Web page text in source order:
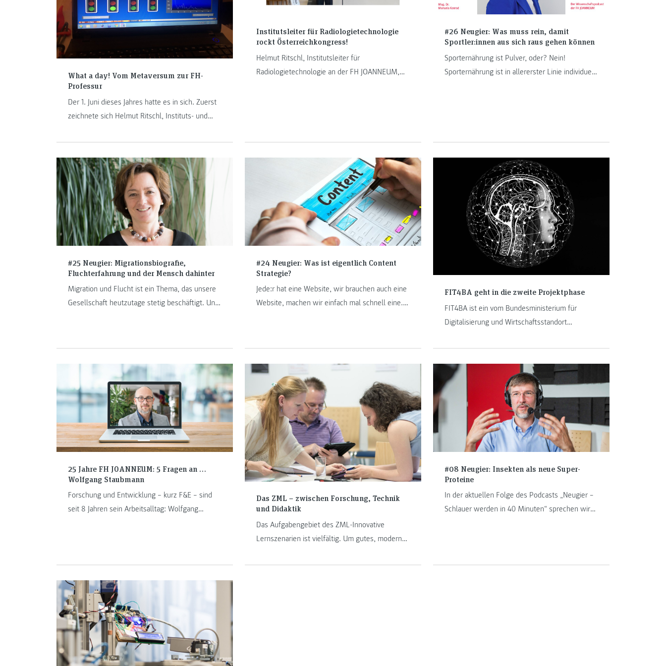
What a day! Vom Metaversum zur FH-
Professur
Der 1. Juni dieses Jahres hatte es in sich. Zuerst
zeichnete sich Helmut Ritschl, Instituts- und
Health – Education: A look at potential
developments in the future“ verantwortlich.
Dann eilte er zu seinem eigenen Kurzvortrag für
seine FH-Professur.
Institutsleiter für Radiologietechnologie
rockt Österreichkongress!
Helmut Ritschl, Institutsleiter für
Radiologietechnologie an der FH JOANNEUM,
#26 Neugier: Was muss rein, damit
Sportler:innen aus sich raus gehen können
Sporternährung ist Pulver, oder? Nein!
Sporternährung ist in allererster Linie individuell.
#25 Neugier: Migrationsbiografie,
Fluchterfahrung und der Mensch dahinter
Migration und Flucht ist ein Thema, das unsere
Gesellschaft heutzutage stetig beschäftigt. Und
#24 Neugier: Was ist eigentlich Content
Strategie?
Jede:r hat eine Website, wir brauchen auch eine
Website, machen wir einfach mal schnell eine.
FIT4BA geht in die zweite Projektphase
FIT4BA ist ein vom Bundesministerium für
Digitalisierung und Wirtschaftsstandort
künstlicher Intelligenz beschäftigt.
25 Jahre FH JOANNEUM: 5 Fragen an …
Wolfgang Staubmann
Forschung und Entwicklung – kurz F&E – sind
seit 8 Jahren sein Arbeitsalltag: Wolfgang
Das ZML – zwischen Forschung, Technik
und Didaktik
Das Aufgabengebiet des ZML-Innovative
Lernszenarien ist vielfältig. Um gutes, modernes
#08 Neugier: Insekten als neue Super-
Proteine
In der aktuellen Folge des Podcasts „Neugier –
Schlauer werden in 40 Minuten“ sprechen wir